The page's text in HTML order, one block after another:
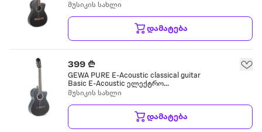
კლასიკური გიტარა
მუსიკის სახლი
დამატება
399 ₾
GEWA PURE E-Acoustic classical guitar
Basic E-Acoustic ელექტრო
კლასიკური გიტარა
მუსიკის სახლი
დამატება